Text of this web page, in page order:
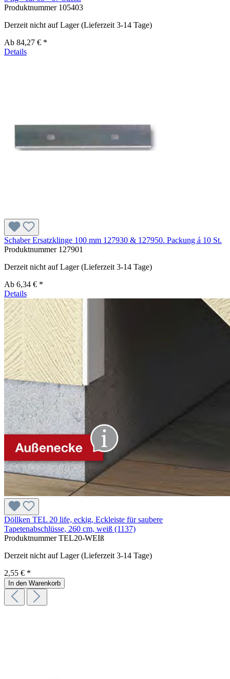
Produktnummer 105403
Derzeit nicht auf Lager (Lieferzeit 3-14 Tage)
Ab 84,27 € *
Details
Schaber Ersatzklinge 100 mm 127930 & 127950. Packung á 10 St.
Produktnummer 127901
Derzeit nicht auf Lager (Lieferzeit 3-14 Tage)
Ab 6,34 € *
Details
Döllken TEL 20 life, eckig, Eckleiste für saubere
Tapetenabschlüsse, 260 cm, weiß (1137)
ProduktnummerTEL20-WEIß
Derzeit nicht auf Lager (Lieferzeit 3-14 Tage)
2,55 € *
In den Warenkorb